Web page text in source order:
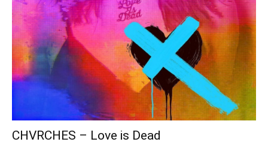
CHVRCHES – Love is Dead